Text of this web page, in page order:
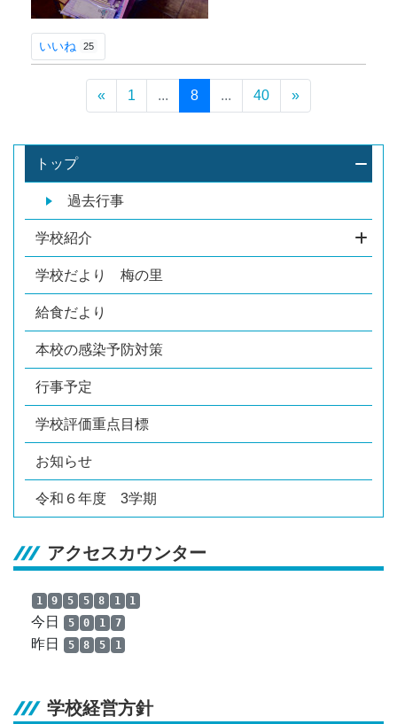
トップ
過去行事
学校紹介
学校だより 梅の里
給食だより
本校の感染予防対策
行事予定
学校評価重点目標
お知らせ
令和６年度 3学期
アクセスカウンター
1 9 5 5 8 1 1
今日 5 0 1 7
昨日 5 8 5 1
学校経営方針
いいね 25
« 1 ... 8 ... 40 »